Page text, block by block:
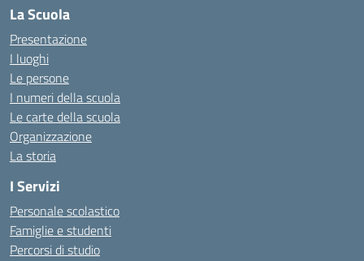
La Scuola
Presentazione
I luoghi
Le persone
I numeri della scuola
Le carte della scuola
Organizzazione
La storia
I Servizi
Personale scolastico
Famiglie e studenti
Percorsi di studio